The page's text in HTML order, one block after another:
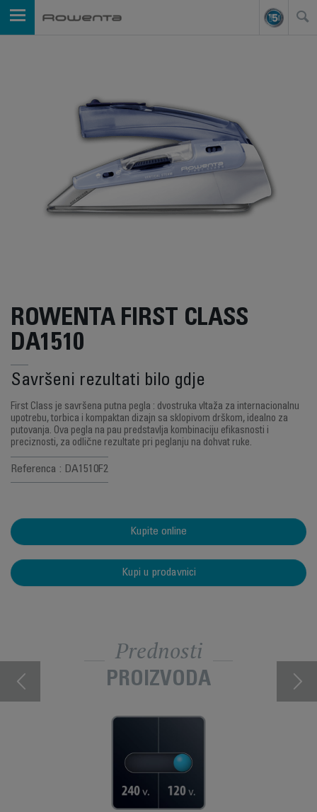
ROWENTA FIRST CLASS
DA1510
Savršeni rezultati bilo gdje
First Class je savršena putna pegla : dvostruka vltaža za internacionalnu
upotrebu, torbica i kompaktan dizajn sa sklopivom drškom, idealno za
putovanja. Ova pegla na pau predstavlja kombinaciju efikasnosti i
preciznosti, za odlične rezultate pri peglanju na dohvat ruke.
Referenca : DA1510F2
Kupite online
Kupi u prodavnici
Prednosti
PROIZVODA